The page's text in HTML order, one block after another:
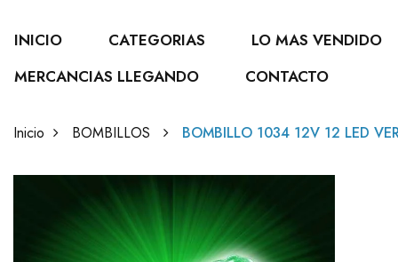
INICIO CATEGORIAS
LO MAS VENDIDO
MERCANCIAS LLEGANDO
CONTACTO
Inicio BOMBILLOS BOMBILLO 1034 12V 12 LED